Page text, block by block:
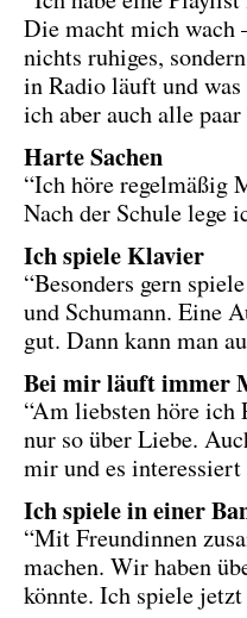
Die macht mich wach
nichts ruhiges,
in Radio läuft und
ich aber auch alle paar
Harte Sachen
“Ich höre regelmäßig
Nach der Schule lege
Ich spiele Klavier
“Besonders gern
und Schumann. Eine
gut. Dann kann man
Bei mir läuft immer
“Am liebsten höre ich
nur so über Liebe.
mir und es interessiert
Ich spiele in einer
“Mit Freundinnen
machen. Wir haben
könnte. Ich spiele